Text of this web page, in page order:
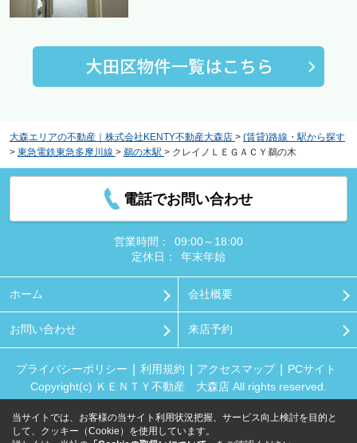
大森エリアの不動産｜株式会社KENTY不動産大森店 > (賃貸)路線・駅から探す
> 東急電鉄東急多摩川線 > 鵜の木駅 > クレイノＬＥＧＡＣＹ鵜の木
電話でお問い合わせ
営業時間：
09:00～18:00
定休日：
年末年始
ホーム 会社概要
お問い合わせ 来店予約
プライバシーポリシー 利用規約 アクセスマップ
PCサイト
Copyright(c) ＫＥＮＴＹ不動産 大森店 All rights reserved.
当サイトでは、お客様の当サイト利用状況把握、サービス向上検討を目的と
して、クッキー（Cookie）を使用しています。